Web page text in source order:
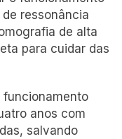
ressonância
de alta
para cuidar das
funcionamento
anos com
salvando